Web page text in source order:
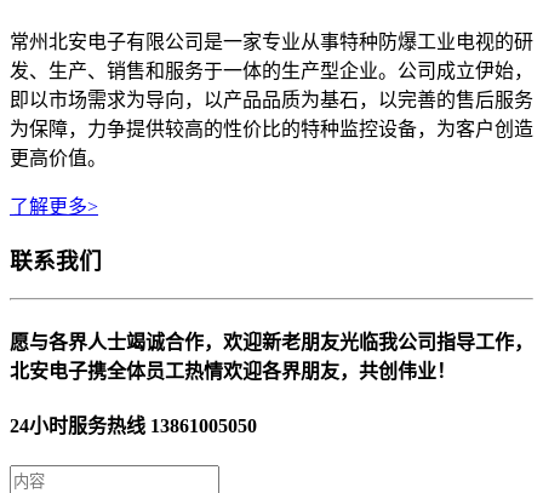
常州北安电子有限公司是一家专业从事特种防爆工业电视的研
发、生产、销售和服务于一体的生产型企业。公司成立伊始，
即以市场需求为导向，以产品品质为基石，以完善的售后服务
为保障，力争提供较高的性价比的特种监控设备，为客户创造
更高价值。
了解更多>
联系我们
愿与各界人士竭诚合作，欢迎新老朋友光临我公司指导工作，
北安电子携全体员工热情欢迎各界朋友，共创伟业！
24小时服务热线 13861005050